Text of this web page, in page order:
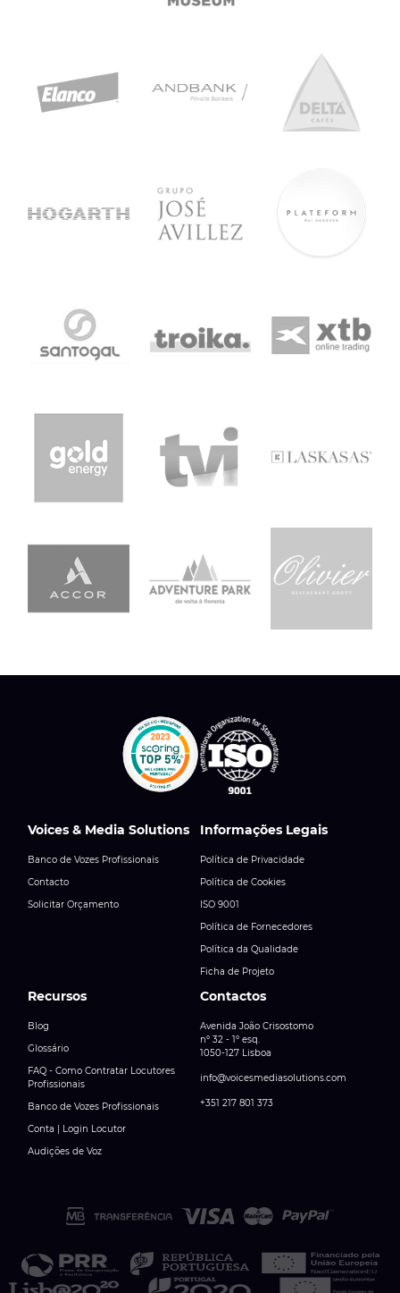
Voices & Media Solutions
Banco de Vozes Profissionais
Contacto
Solicitar Orçamento
Informações Legais
Política de Privacidade
Política de Cookies
ISO 9001
Política de Fornecedores
Política da Qualidade
Ficha de Projeto
Recursos
Blog
Glossário
FAQ - Como Contratar Locutores
Profissionais
Banco de Vozes Profissionais
Conta | Login Locutor
Audições de Voz
Contactos
Avenida João Crisostomo
nº 32 - 1º esq.
1050-127 Lisboa
info@voicesmediasolutions.com
+351 217 801 373